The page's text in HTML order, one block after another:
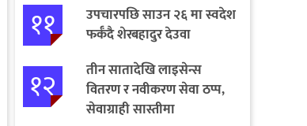
११
उपचारपछि साउन २६ मा स्वदेश
फर्कँदै शेरबहादुर देउवा
१२
तीन सातादेखि लाइसेन्स
वितरण र नवीकरण सेवा ठप्प,
सेवाग्राही सास्तीमा